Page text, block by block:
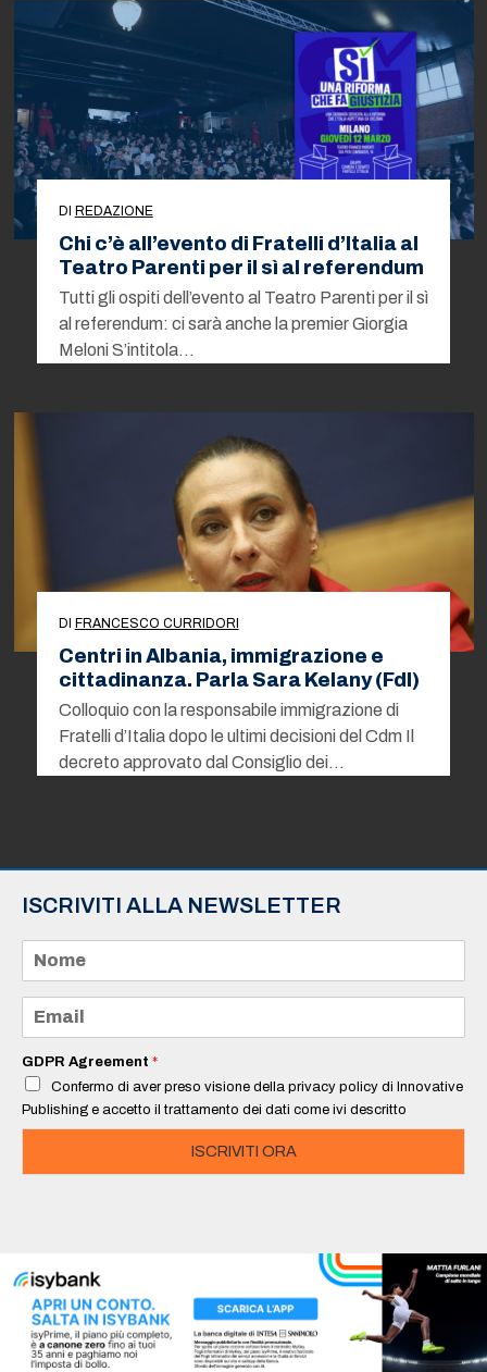
DI REDAZIONE
Chi c’è all’evento di Fratelli d’Italia al
Teatro Parenti per il sì al referendum
Tutti gli ospiti dell’evento al Teatro Parenti per il sì
al referendum: ci sarà anche la premier Giorgia
Meloni S’intitola…
DI FRANCESCO CURRIDORI
Centri in Albania, immigrazione e
cittadinanza. Parla Sara Kelany (FdI)
Colloquio con la responsabile immigrazione di
Fratelli d’Italia dopo le ultimi decisioni del Cdm Il
decreto approvato dal Consiglio dei…
ISCRIVITI ALLA NEWSLETTER
m
e
a
i
*
GDPR Agreement *
Confermo di aver preso visione della privacy policy di Innovative
Publishing e accetto il trattamento dei dati come ivi descritto
ISCRIVITI ORA